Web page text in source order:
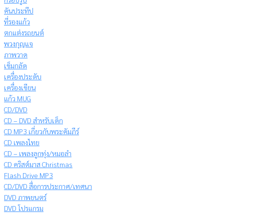
คันประทีป
ที่รองแก้ว
ตกแต่งรถยนต์
พวงกุญแจ
ภาพวาด
เข็มกลัด
เครื่องประดับ
เครื่องเขียน
แก้ว MUG
CD/DVD
CD – DVD สำหรับเด็ก
CD MP3 เกี่ยวกับพระคัมภีร์
CD เพลงไทย
CD – เพลงลูกทุ่ง/หมอลำ
CD คริสต์มาส Christmas
Flash Drive MP3
CD/DVD สื่อการประกาศ/เทศนา
DVD ภาพยนตร์
DVD โปรแกรม